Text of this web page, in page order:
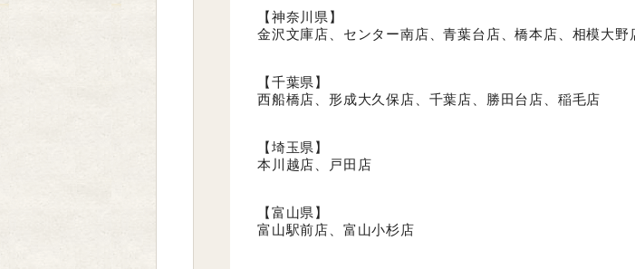
【神奈川県】
金沢文庫店、センター南店、青葉台店、橋本店、相模大野
【千葉県】
西船橋店、形成大久保店、千葉店、勝田台店、稲毛店
【埼玉県】
本川越店、戸田店
【富山県】
富山駅前店、富山小杉店